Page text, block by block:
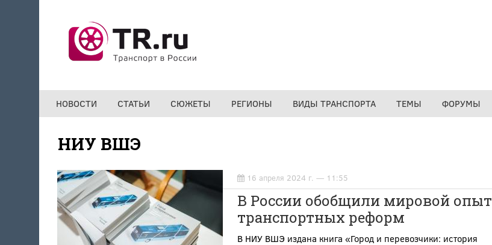
НОВОСТИ СТАТЬИ СЮЖЕТЫ РЕГИОНЫ ВИДЫ ТРАНСПОРТА ТЕМЫ ФОРУМЫ
НИУ ВШЭ
16 апреля 2024 г. — 11:55
В России обобщили мировой опыт
транспортных реформ
В НИУ ВШЭ издана книга «Город и перевозчики: история